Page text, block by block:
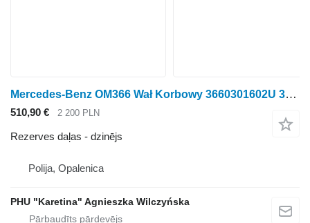
Mercedes-Benz OM366 Wał Korbowy 3660301602U 3660300702 3660301102 3660301402 dzinējs
510,90 € 2 200 PLN
Rezerves daļas - dzinējs
Polija, Opalenica
PHU "Karetina" Agnieszka Wilczyńska